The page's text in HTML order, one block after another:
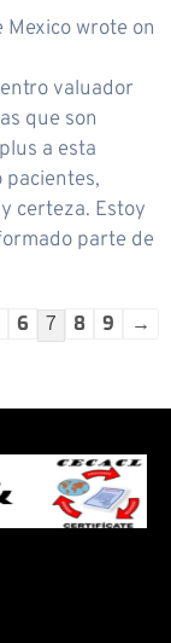
Mexico wrote on
valuador
que son
a esta
pacientes,
certeza. Estoy
parte de
6 7 8 9 →